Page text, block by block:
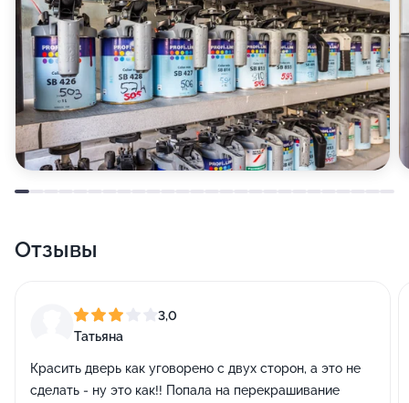
Отзывы
3,0
Татьяна
Красить дверь как уговорено с двух сторон, а это не
сделать - ну это как!! Попала на перекрашивание